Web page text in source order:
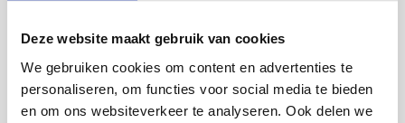
Deze website maakt gebruik van cookies
We gebruiken cookies om content en advertenties te
personaliseren, om functies voor social media te bieden
en om ons websiteverkeer te analyseren. Ook delen we
Een vloer of wand met beton ciré geeft je
interieur een moderne, luxe uitstraling. Dit
materiaal is naadloos, waterdicht en bestand